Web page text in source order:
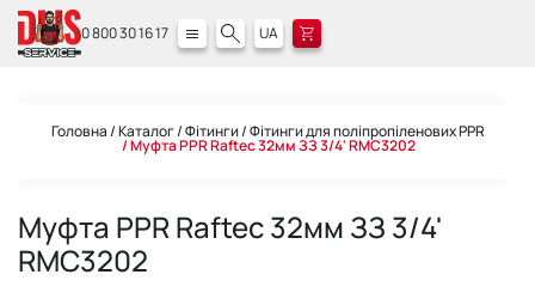
0 800 30 16 17 UA
Головна Каталог Фітинги Фітинги для поліпропіленових PPR
Муфта PPR Raftec 32мм ЗЗ 3/4' RMC3202
Муфта PPR Raftec 32мм ЗЗ 3/4'
RMC3202